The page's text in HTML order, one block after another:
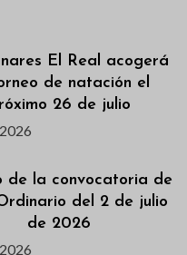
El Real acogerá
de natación el
26 de julio
de la convocatoria de
del 2 de julio
de 2026